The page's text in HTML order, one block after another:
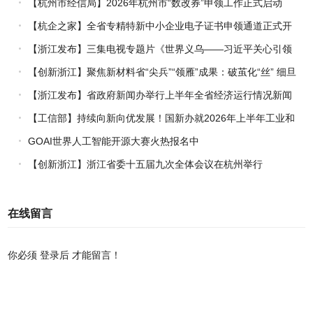
【杭州市经信局】2026年杭州市“数改券”申领工作正式启动
【杭企之家】全省专精特新中小企业电子证书申领通道正式开
通
【浙江发布】三集电视专题片《世界义乌——习近平关心引领
义乌发展》热播上线
【创新浙江】聚焦新材料省“尖兵”“领雁”成果：破茧化“丝” 细旦
PPS纤维的国产突围战
【浙江发布】省政府新闻办举行上半年全省经济运行情况新闻
发布会【工信部】持续向新向优发展！国新办就2026年上半年工业和
信息化发展情况举行新闻发布会
GOAI世界人工智能开源大赛火热报名中
【创新浙江】浙江省委十五届九次全体会议在杭州举行
在线留言
你必须登录后 才能留言！